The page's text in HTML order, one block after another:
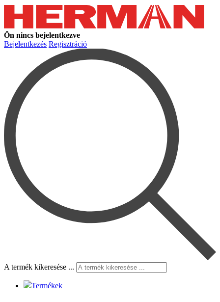
Ön nincs bejelentkezve
Bejelentkezés Regisztráció
A termék kikeresése ...
Termékek